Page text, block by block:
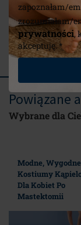
zapoznałam/
zrozumiałam/
prywatności,
akceptuję. *
Powiązane
Wybrane dla
Modne, Wygodne
Kostiumy
Dla Kobiet Po
Mastektomii